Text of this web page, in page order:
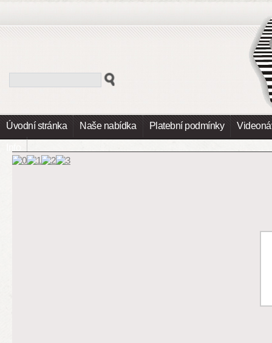
Úvodní stránka Naše nabídka Platební podmínky